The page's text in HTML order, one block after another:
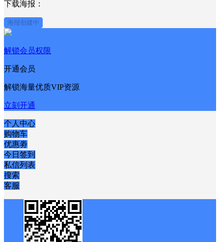
下载海报：
海报创建中
解锁会员权限
开通会员
解锁海量优质VIP资源
立刻开通
个人中心
购物车
优惠劵
今日签到
私信列表
搜索
客服